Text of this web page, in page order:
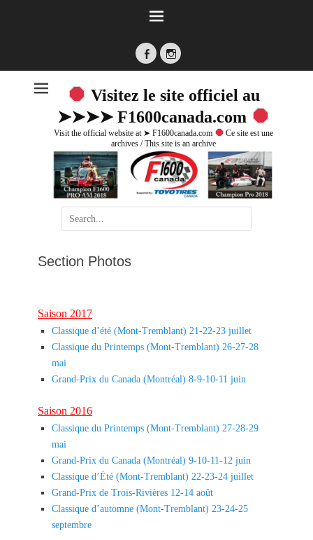
FacebookInstagram
Visitez le site officiel au
➤➤➤➤ F1600canada.com
Visit the official website at ➤ F1600canada.com
Ce site est une
archives / This site is an archive
Search
for:
Section Photos
Saison 2017
Classique d’été (Mont-Tremblant) 21-22-23 juillet
Classique du Printemps (Mont-Tremblant) 26-27-28
mai
Grand-Prix du Canada (Montréal) 8-9-10-11 juin
Saison 2016
Classique du Printemps (Mont-Tremblant) 27-28-29
mai
Grand-Prix du Canada (Montréal) 9-10-11-12 juin
Classique d’Été (Mont-Tremblant) 22-23-24 juillet
Grand-Prix de Trois-Rivières 12-14 août
Classique d’automne (Mont-Tremblant) 23-24-25
septembre